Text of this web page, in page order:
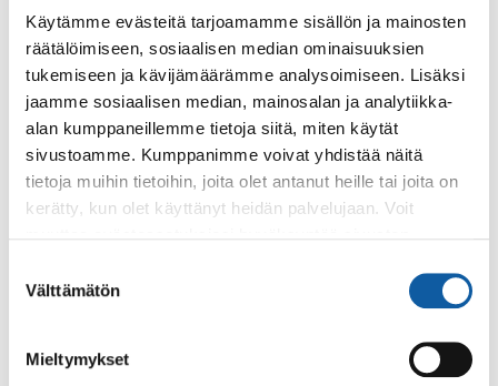
Käytämme evästeitä tarjoamamme sisällön ja mainosten
räätälöimiseen, sosiaalisen median ominaisuuksien
tukemiseen ja kävijämäärämme analysoimiseen. Lisäksi
jaamme sosiaalisen median, mainosalan ja analytiikka-
alan kumppaneillemme tietoja siitä, miten käytät
sivustoamme. Kumppanimme voivat yhdistää näitä
tietoja muihin tietoihin, joita olet antanut heille tai joita on
kerätty, kun olet käyttänyt heidän palvelujaan. Voit
valinta
Välttämätön
Mieltymykset
Palaute